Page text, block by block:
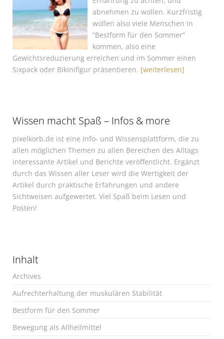
abnehmen zu wollen. Kurzfristig
wollen also viele Menschen in
“Bestform für den Sommer”
kommen, also eine
Gewichtsreduzierung erreichen und im Sommer einen
Sixpack oder Bikinifigur präsentieren. [weiterlesen]
Wissen macht Spaß – Infos & more
pixelkorb.de ist eine Info- und Wissensplattform, die zu
allen möglichen Themen zu allen Bereichen des Alltags
interessante Artikel und Berichte veröffentlicht. Ergänzt
durch das Wissen aller Leser wird die Wertigkeit der
Artikel durch praktische Erfahrungen und andere
Sichtweisen aufgewertet. Viel Spaß beim Lesen und
Posten!
Inhalt
Archives
Aufrechterhaltung der muskulären Stabilität
Bestform für den Sommer
Bewegung als Allheilmittel